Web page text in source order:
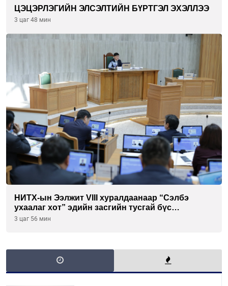
ЦЭЦЭРЛЭГИЙН ЭЛСЭЛТИЙН БҮРТГЭЛ ЭХЭЛЛЭЭ
3 цаг 48 мин
НИТХ-ын Ээлжит VIII хуралдаанаар “Сэлбэ
ухаалаг хот” эдийн засгийн тусгай бүс
байгуулахыг дэмжих тухай асуудлыг хэлэлцэж
3 цаг 56 мин